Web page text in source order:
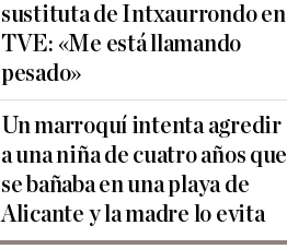
sustituta de Intxaurrondo en
TVE: «Me está llamando
pesado»
Un marroquí intenta agredir
a una niña de cuatro años que
se bañaba en una playa de
Alicante y la madre lo evita